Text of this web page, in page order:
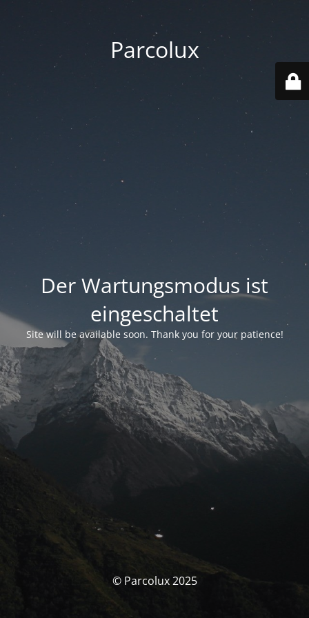
Parcolux
Der Wartungsmodus ist
eingeschaltet
Site will be available soon. Thank you for your patience!
© Parcolux 2025